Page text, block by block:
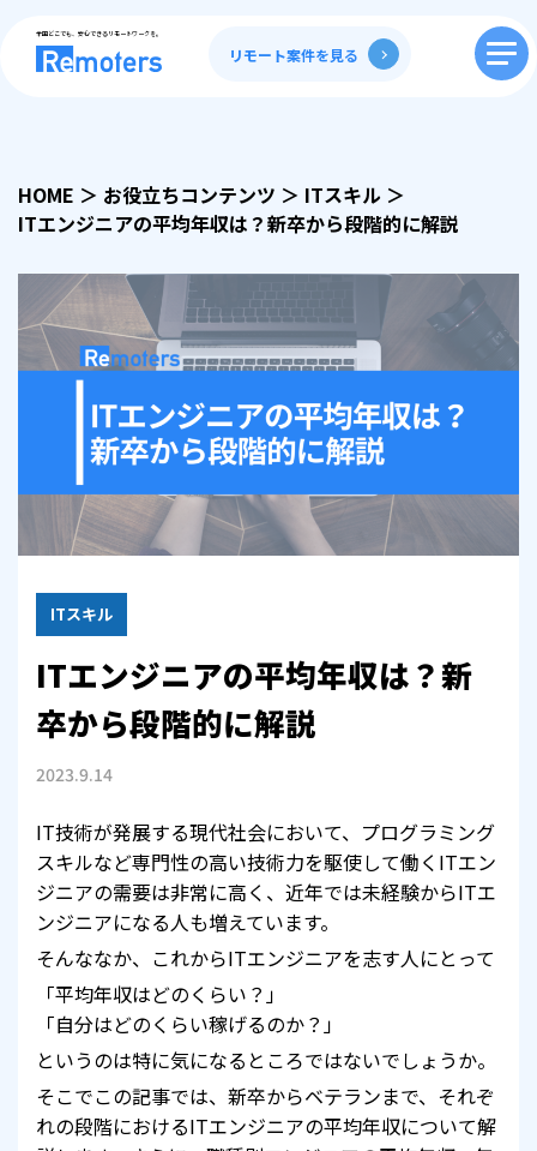
全国どこでも、安心できるリモートワークを。
リモート案件を見る
HOME ＞ お役立ちコンテンツ ＞ ITスキル ＞
ITエンジニアの平均年収は？新卒から段階的に解説
ITスキル
ITエンジニアの平均年収は？新
卒から段階的に解説
2023.9.14
IT技術が発展する現代社会において、プログラミング
スキルなど専門性の高い技術力を駆使して働くITエン
ジニアの需要は非常に高く、近年では未経験からITエ
ンジニアになる人も増えています。
そんななか、これからITエンジニアを志す人にとって
「平均年収はどのくらい？」
「自分はどのくらい稼げるのか？」
というのは特に気になるところではないでしょうか。
そこでこの記事では、新卒からベテランまで、それぞ
れの段階におけるITエンジニアの平均年収について解